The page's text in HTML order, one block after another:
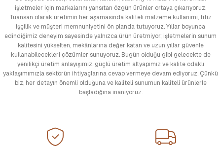
işletmeler için markalarını yansıtan özgün ürünler ortaya çıkarıyoruz.
Tuansan olarak üretimin her aşamasında kaliteli malzeme kullanımı, titiz
işçilik ve müşteri memnuniyetini ön planda tutuyoruz. Yıllar boyunca
edindiğimiz deneyim sayesinde yalnızca ürün üretmiyor; işletmelerin sunum
kalitesini yükselten, mekânlarına değer katan ve uzun yıllar güvenle
kullanabilecekleri çözümler sunuyoruz. Bugün olduğu gibi gelecekte de
yenilikçi üretim anlayışımız, güçlü üretim altyapımız ve kalite odaklı
yaklaşımımızla sektörün ihtiyaçlarına cevap vermeye devam ediyoruz. Çünkü
biz, her detayın önemli olduğuna ve kaliteli sunumun kaliteli ürünlerle
başladığına inanıyoruz.